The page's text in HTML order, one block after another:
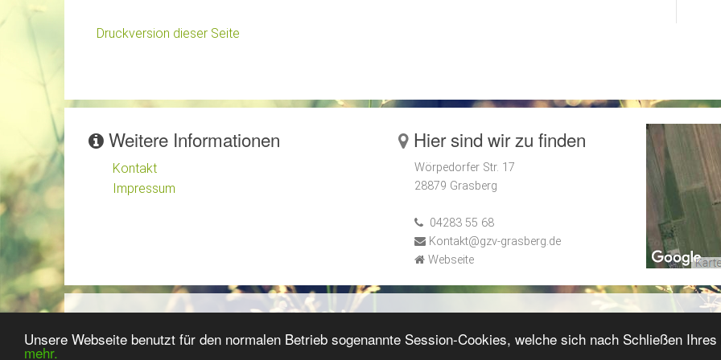
Unsere Webseite benutzt für den normalen Betrieb sogenannte Session-Cookies, welche sich nach Schließen
mehr.
Druckversion dieser Seite
Weitere Informationen
Kontakt
Impressum
Hier sind wir zu finden
Wörpedorfer Str. 17
28879 Grasberg
04283 55 68
Kontakt@gzv-grasberg.de
Webseite